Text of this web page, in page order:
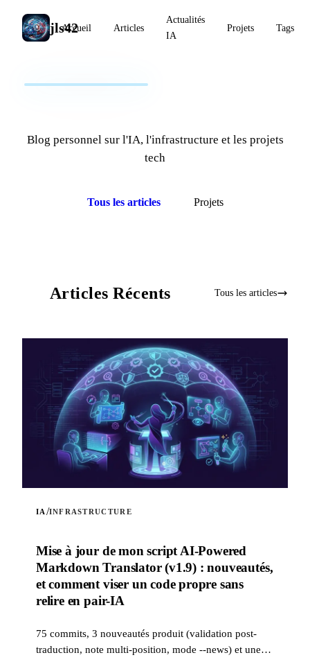
jls42
Accueil Articles
Actualités
IA
Projets Tags
Blog personnel sur l'IA, l'infrastructure et les projets
tech
Tous les articles Projets
Articles Récents Tous les articles
IA /INFRASTRUCTURE
Mise à jour de mon script AI-Powered
Markdown Translator (v1.9) : nouveautés,
et comment viser un code propre sans
relire en pair-IA
75 commits, 3 nouveautés produit (validation post-
traduction, note multi-position, mode --news) et une